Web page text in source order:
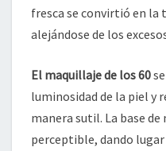
fresca se convirtió en la
alejándose de los
El maquillaje de los 60
luminosidad de la piel y
manera sutil. La base
perceptible, dando